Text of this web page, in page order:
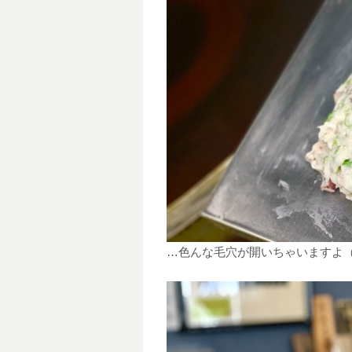
…色んな毛穴が開いちゃいますよ